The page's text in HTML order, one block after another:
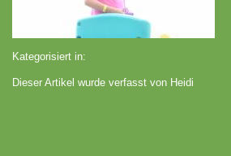
Kategorisiert in:
Dieser Artikel wurde verfasst von Heidi